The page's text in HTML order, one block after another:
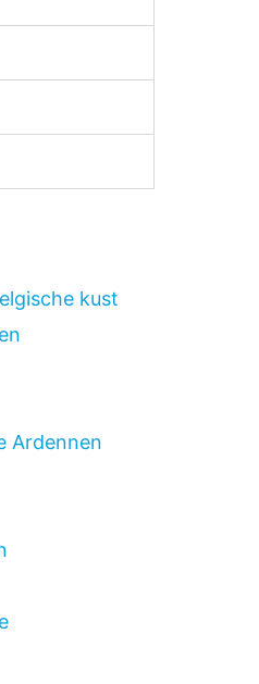
kust
Ardennen